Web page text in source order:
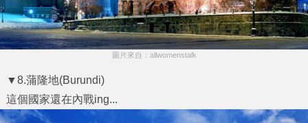
圖片來自：allwomenstalk
▼8.蒲隆地(Burundi)
這個國家還在內戰ing...